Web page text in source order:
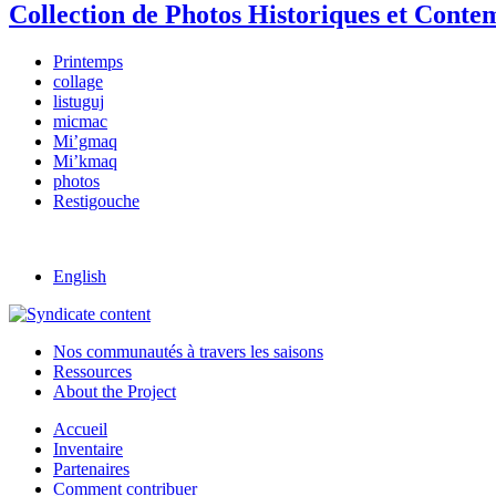
Collection de Photos Historiques et
Printemps
collage
listuguj
micmac
Mi’gmaq
Mi’kmaq
photos
Restigouche
English
Nos communautés à travers les saisons
Ressources
About the Project
Accueil
Inventaire
Partenaires
Comment contribuer